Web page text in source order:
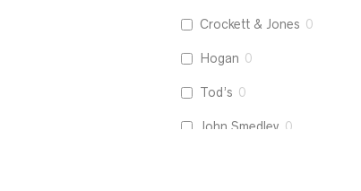
Crockett & Jones 0
Hogan 0
Tod’s 0
John Smedley 0